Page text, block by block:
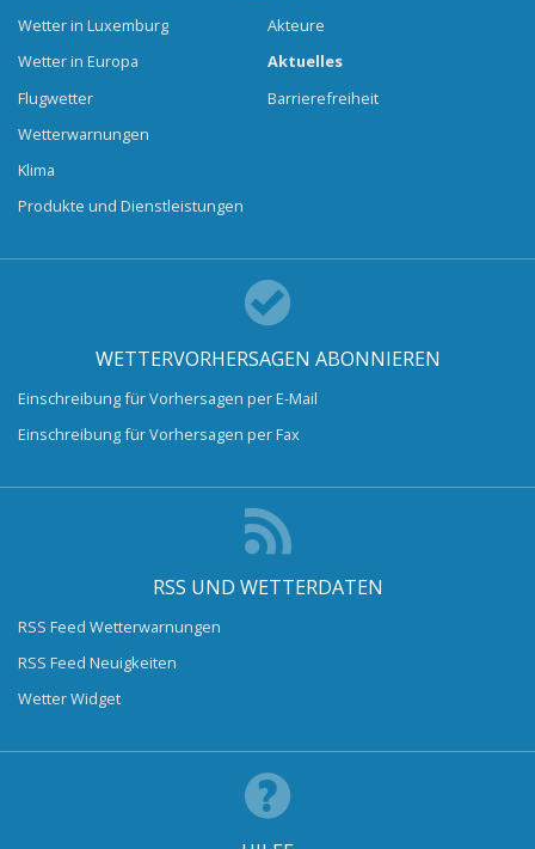
Wetter in Luxemburg
Wetter in Europa
Flugwetter
Wetterwarnungen
Klima
Produkte und Dienstleistungen
Akteure
Aktuelles
Barrierefreiheit
WETTERVORHERSAGEN ABONNIEREN
Einschreibung für Vorhersagen per E-Mail
Einschreibung für Vorhersagen per Fax
RSS UND WETTERDATEN
RSS Feed Wetterwarnungen
RSS Feed Neuigkeiten
Wetter Widget